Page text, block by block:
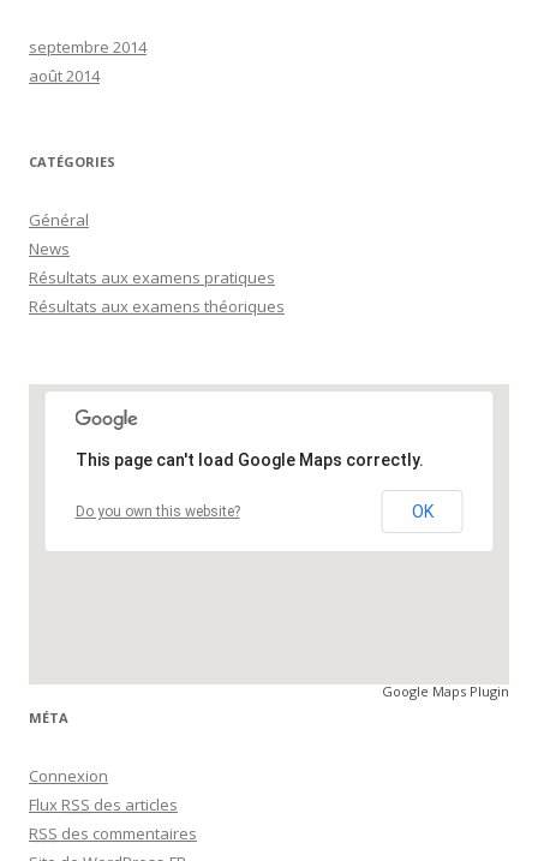
septembre 2014
août 2014
CATÉGORIES
Général
News
Résultats aux examens pratiques
Résultats aux examens théoriques
This page can't load Google Maps correctly.
Do you own this website? OK
Google Maps Plugin
MÉTA
Connexion
Flux RSS des articles
RSS des commentaires